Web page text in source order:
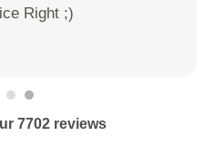
Right ;)
7702 reviews